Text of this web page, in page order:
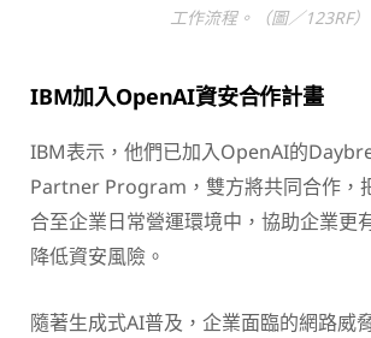
工作流程。（圖／123RF）
IBM加入OpenAI資安合作計畫
IBM表示，他們已加入OpenAI的
Partner Program，雙方將共同合作，
合至企業日常營運環境中，協助企業更
降低資安風險。
隨著生成式AI普及，企業面臨的網路威